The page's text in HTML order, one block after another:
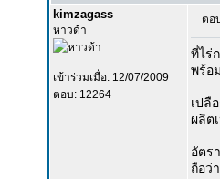
kimzagass
หาวด้า
เข้าร่วมเมื่อ: 12/07/2009
ตอบ: 12264
ตอ
ที่ไร่
พร้อ
เปลื
ผลิต
อัตร
ถือว่